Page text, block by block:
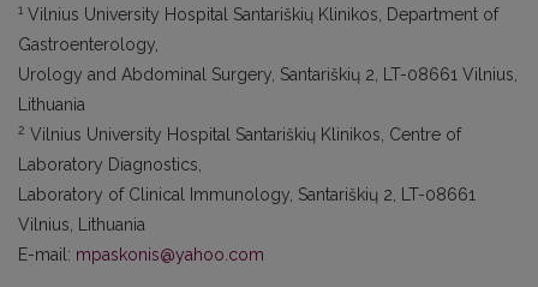
1 Vilnius University Hospital Santariškių Klinikos, Department of
Gastroenterology,
Urology and Abdominal Surgery, Santariškių 2, LT-08661 Vilnius,
Lithuania
2 Vilnius University Hospital Santariškių Klinikos, Centre of
Laboratory Diagnostics,
Laboratory of Clinical Immunology, Santariškių 2, LT-08661
Vilnius, Lithuania
E-mail: mpaskonis@yahoo.com